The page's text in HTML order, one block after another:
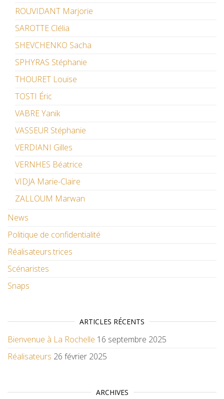
ROUVIDANT Marjorie
SAROTTE Clélia
SHEVCHENKO Sacha
SPHYRAS Stéphanie
THOURET Louise
TOSTI Éric
VABRE Yanik
VASSEUR Stéphanie
VERDIANI Gilles
VERNHES Béatrice
VIDJA Marie-Claire
ZALLOUM Marwan
News
Politique de confidentialité
Réalisateurs.trices
Scénaristes
Snaps
ARTICLES RÉCENTS
Bienvenue à La Rochelle 16 septembre 2025
Réalisateurs 26 février 2025
ARCHIVES